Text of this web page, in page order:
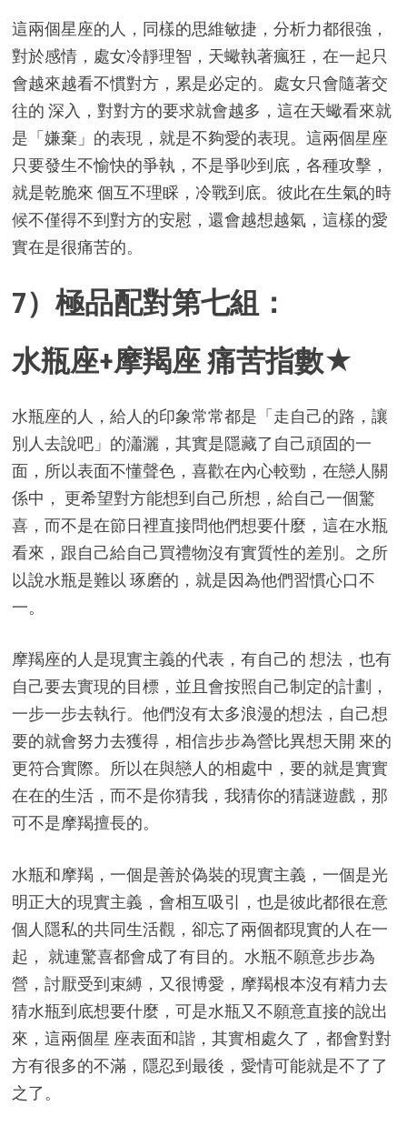
這兩個星座的人，同樣的思維敏捷，分析力都很強，
對於感情，處女冷靜理智，天蠍執著瘋狂，在一起只
會越來越看不慣對方，累是必定的。處女只會隨著交
往的 深入，對對方的要求就會越多，這在天蠍看來就
是「嫌棄」的表現，就是不夠愛的表現。這兩個星座
只要發生不愉快的爭執，不是爭吵到底，各種攻擊，
就是乾脆來 個互不理睬，冷戰到底。彼此在生氣的時
候不僅得不到對方的安慰，還會越想越氣，這樣的愛
實在是很痛苦的。
7）極品配對第七組：
水瓶座+摩羯座 痛苦指數★
水瓶座的人，給人的印象常常都是「走自己的路，讓
別人去說吧」的瀟灑，其實是隱藏了自己頑固的一
面，所以表面不懂聲色，喜歡在內心較勁，在戀人關
係中， 更希望對方能想到自己所想，給自己一個驚
喜，而不是在節日裡直接問他們想要什麼，這在水瓶
看來，跟自己給自己買禮物沒有實質性的差別。之所
以說水瓶是難以 琢磨的，就是因為他們習慣心口不
一。
摩羯座的人是現實主義的代表，有自己的 想法，也有
自己要去實現的目標，並且會按照自己制定的計劃，
一步一步去執行。他們沒有太多浪漫的想法，自己想
要的就會努力去獲得，相信步步為營比異想天開 來的
更符合實際。所以在與戀人的相處中，要的就是實實
在在的生活，而不是你猜我，我猜你的猜謎遊戲，那
可不是摩羯擅長的。
水瓶和摩羯，一個是善於偽裝的現實主義，一個是光
明正大的現實主義，會相互吸引，也是彼此都很在意
個人隱私的共同生活觀，卻忘了兩個都現實的人在一
起， 就連驚喜都會成了有目的。水瓶不願意步步為
營，討厭受到束縛，又很博愛，摩羯根本沒有精力去
猜水瓶到底想要什麼，可是水瓶又不願意直接的說出
來，這兩個星 座表面和諧，其實相處久了，都會對對
方有很多的不滿，隱忍到最後，愛情可能就是不了了
之了。